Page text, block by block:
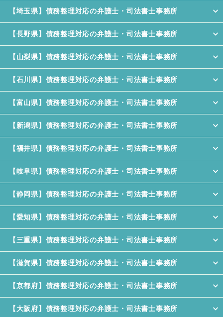
【埼玉県】債務整理対応の弁護士・司法書士事務所
【長野県】債務整理対応の弁護士・司法書士事務所
【山梨県】債務整理対応の弁護士・司法書士事務所
【石川県】債務整理対応の弁護士・司法書士事務所
【富山県】債務整理対応の弁護士・司法書士事務所
【新潟県】債務整理対応の弁護士・司法書士事務所
【福井県】債務整理対応の弁護士・司法書士事務所
【岐阜県】債務整理対応の弁護士・司法書士事務所
【静岡県】債務整理対応の弁護士・司法書士事務所
【愛知県】債務整理対応の弁護士・司法書士事務所
【三重県】債務整理対応の弁護士・司法書士事務所
【滋賀県】債務整理対応の弁護士・司法書士事務所
【京都府】債務整理対応の弁護士・司法書士事務所
【大阪府】債務整理対応の弁護士・司法書士事務所